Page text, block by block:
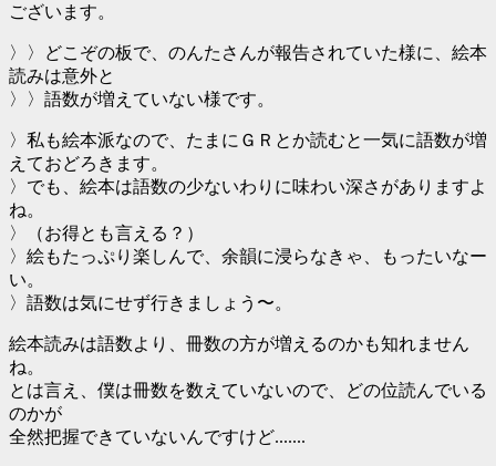
ございます。
〉〉どこぞの板で、のんたさんが報告されていた様に、絵本
読みは意外と
〉〉語数が増えていない様です。
〉私も絵本派なので、たまにＧＲとか読むと一気に語数が増
えておどろきます。
〉でも、絵本は語数の少ないわりに味わい深さがありますよ
ね。
〉（お得とも言える？）
〉絵もたっぷり楽しんで、余韻に浸らなきゃ、もったいなー
い。
〉語数は気にせず行きましょう〜。
絵本読みは語数より、冊数の方が増えるのかも知れません
ね。
とは言え、僕は冊数を数えていないので、どの位読んでいる
のかが
全然把握できていないんですけど.......